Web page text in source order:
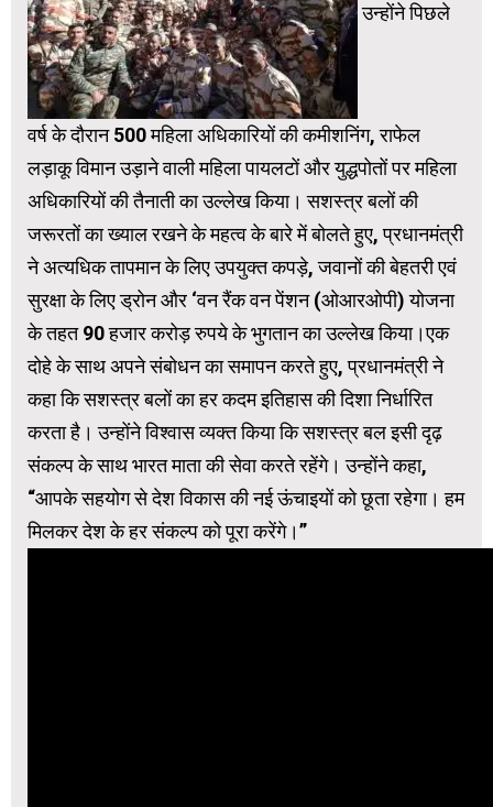
उन्होंने पिछले
वर्ष के दौरान 500 महिला अधिकारियों की कमीशनिंग, राफेल
लड़ाकू विमान उड़ाने वाली महिला पायलटों और युद्धपोतों पर महिला
अधिकारियों की तैनाती का उल्लेख किया। सशस्त्र बलों की
जरूरतों का ख्याल रखने के महत्व के बारे में बोलते हुए, प्रधानमंत्री
ने अत्यधिक तापमान के लिए उपयुक्त कपड़े, जवानों की बेहतरी एवं
सुरक्षा के लिए ड्रोन और ‘वन रैंक वन पेंशन (ओआरओपी) योजना
के तहत 90 हजार करोड़ रुपये के भुगतान का उल्लेख किया।एक
दोहे के साथ अपने संबोधन का समापन करते हुए, प्रधानमंत्री ने
कहा कि सशस्त्र बलों का हर कदम इतिहास की दिशा निर्धारित
करता है। उन्होंने विश्वास व्यक्त किया कि सशस्त्र बल इसी दृढ़
संकल्प के साथ भारत माता की सेवा करते रहेंगे। उन्होंने कहा,
“आपके सहयोग से देश विकास की नई ऊंचाइयों को छूता रहेगा। हम
मिलकर देश के हर संकल्प को पूरा करेंगे।”